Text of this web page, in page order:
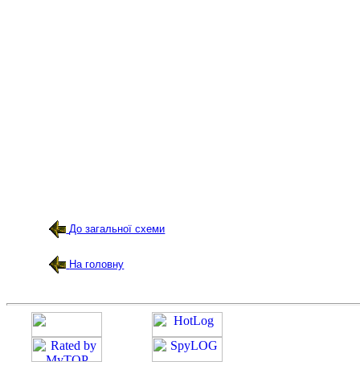
До загальної схеми
На головну